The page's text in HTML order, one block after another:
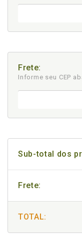
Frete:
Informe seu CEP
Sub-total dos
Frete:
TOTAL: